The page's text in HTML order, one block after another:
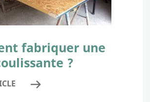
fabriquer une
?